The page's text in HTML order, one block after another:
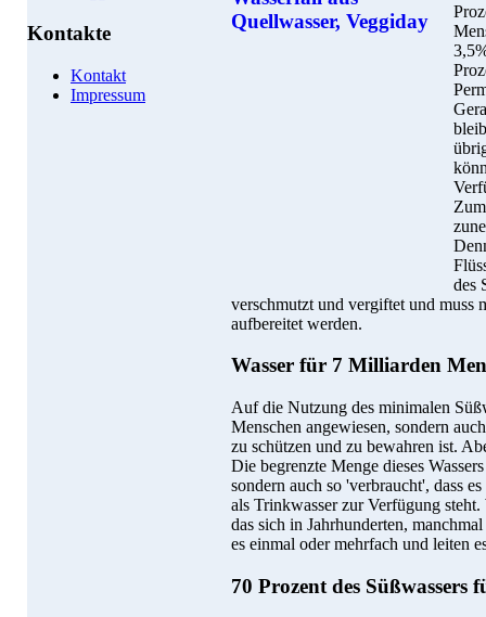
Kontakte
Kontakt
Impressum
des
verschmutzt und vergiftet und muss
aufbereitet werden.
Wasser für 7 Milliarden
Auf die Nutzung des minimalen
Menschen angewiesen, sondern
zu schützen und zu bewahren ist.
Die begrenzte Menge dieses
sondern auch so 'verbraucht', dass
als Trinkwasser zur Verfügung
das sich in Jahrhunderten,
es einmal oder mehrfach und leiten
70 Prozent des